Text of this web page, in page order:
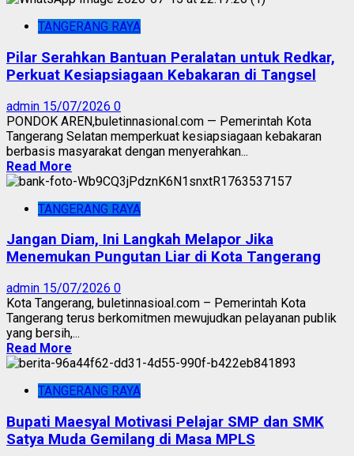
TANGERANG RAYA
Pilar Serahkan Bantuan Peralatan untuk Redkar,
Perkuat Kesiapsiagaan Kebakaran di Tangsel
admin 15/07/2026 0
PONDOK AREN,buletinnasional.com — Pemerintah Kota
Tangerang Selatan memperkuat kesiapsiagaan kebakaran
berbasis masyarakat dengan menyerahkan...
Read More
TANGERANG RAYA
Jangan Diam, Ini Langkah Melapor Jika
Menemukan Pungutan Liar di Kota Tangerang
admin 15/07/2026 0
Kota Tangerang, buletinnasioal.com – Pemerintah Kota
Tangerang terus berkomitmen mewujudkan pelayanan publik
yang bersih,...
Read More
TANGERANG RAYA
Bupati Maesyal Motivasi Pelajar SMP dan SMK
Satya Muda Gemilang di Masa MPLS